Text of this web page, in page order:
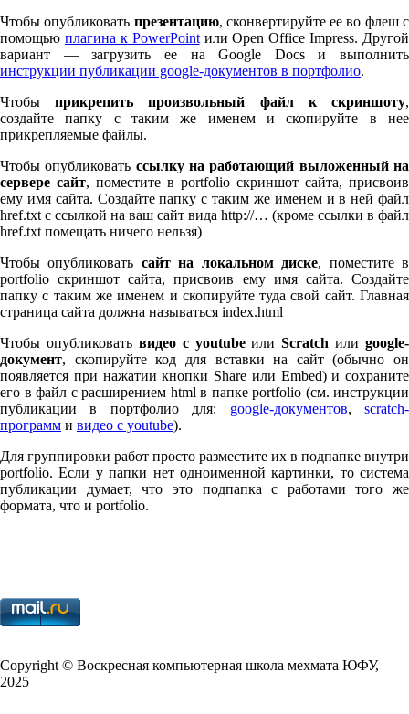
Чтобы опубликовать презентацию, сконвертируйте ее во флеш с
помощью плагина к Pow­er­Pointили Open Office Impress. Другой
вариант — загрузить ее на Google Docs и выполнить
инструкции публикации google-документов в портфолио.
Чтобыприкрепить произвольный файл к скриншоту,
создайте папку с таким же именем и скопируйте в нее
прикрепляемые файлы.
Чтобы опубликовать ссылку на работающий выложенный на
сервере сайт, поместите в port­fo­lio скриншот сайта, присвоив
ему имя сайта. Создайте папку с таким же именем и в ней файл
href.txt с ссылкой на ваш сайт вида http://… (кроме ссылки в файл
href.txt помещать ничего нельзя)
Чтобы опубликовать сайт на локальном диске, поместите в
port­fo­lio скриншот сайта, присвоив ему имя сайта. Создайте
папку с таким же именем и скопируйте туда свой сайт. Главная
страница сайта должна называться index.html
Чтобы опубликовать видео с youtubeилиScratch или google-
документ, скопируйте код для вставки на сайт (обычно он
появляется при нажатии кнопки Share или Embed) и сохраните
его в файл с расширением html в папке port­fo­lio (см. инструкции
публикации в портфолио для: google-документов,scratch-
программ и видео с youtube).
Для группировки работ просто разместите их в подпапке внутри
port­fo­lio. Если у папки нет одноименной картинки, то система
публикации думает, что это подпапка с работами того же
формата, что и port­fo­lio.
Copy­right © Воскресная компьютерная школа мехмата ЮФУ,
2025